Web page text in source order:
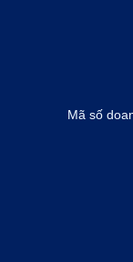
Mã số